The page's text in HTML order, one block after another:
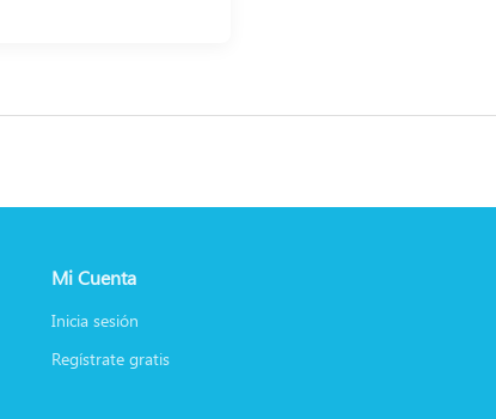
Mi Cuenta
Inicia sesión
Regístrate gratis